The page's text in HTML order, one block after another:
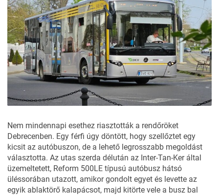
Nem mindennapi esethez riasztották a rendőröket
Debrecenben. Egy férfi úgy döntött, hogy szellőztet egy
kicsit az autóbuszon, de a lehető legrosszabb megoldást
választotta. Az utas szerda délután az Inter-Tan-Ker által
üzemeltetett, Reform 500LE típusú autóbusz hátsó
üléssorában utazott, amikor gondolt egyet és levette az
egyik ablaktörő kalapácsot, majd kitörte vele a busz bal